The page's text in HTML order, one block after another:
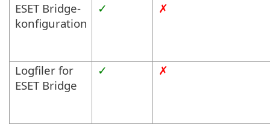
ESET Bridge-
konfiguration
✓ ✗
Logfiler for
ESET Bridge
✓ ✗